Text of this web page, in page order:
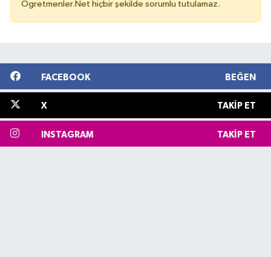
Ogretmenler.Net hiçbir şekilde sorumlu tutulamaz.
FACEBOOK BEĞEN
X TAKIP ET
INSTAGRAM TAKIP ET